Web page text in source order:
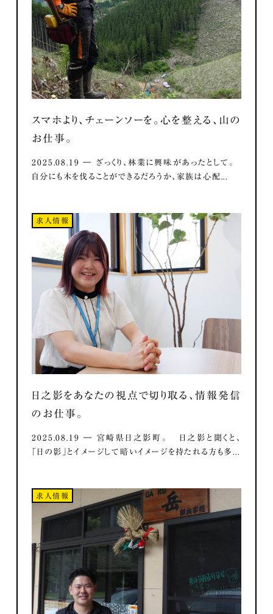
スマホより、チェーンソーを。心を整える、山の
お仕事。
2025.08.19 ― ざっくり、林業に興味があったとして。
自分にも木を伐ることができるだろうか、家族は心配...
求人情報
日之影をあなたの視点で切り取る、情報発信
のお仕事。
2025.08.19 ― 宮崎県日之影町。 日之影と聞くと、
「日の影」とイメージして暗いイメージを持たれる方も多...
求人情報